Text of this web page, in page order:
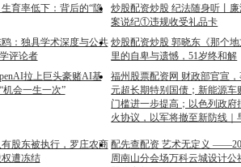
育率低下：背后的“隐
炒股配资炒股 纪法随身听丨廉
案说纪①违规收受礼品卡
：独具学术深度与公共
评论者
炒股配资炒股 郭晓东《那个
里的自卑与遗憾，51岁终和解
拉上巨头豪赌AI基
会一生一次”
福州股票配资网 财政部官宣
元超长期特别国债；新能源车
门槛进一步提高；以色列政府
火协议，以军将撤至新防线｜
股东被执行，罗庄农商
遭冻结
配先查配资 艺术无定义
周南山分会场万科云城设计公